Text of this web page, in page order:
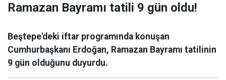
Ramazan Bayramı tatili 9 gün oldu!
Beştepe'deki iftar programında konuşan
Cumhurbaşkanı Erdoğan, Ramazan Bayramı tatilinin
9 gün olduğunu duyurdu.